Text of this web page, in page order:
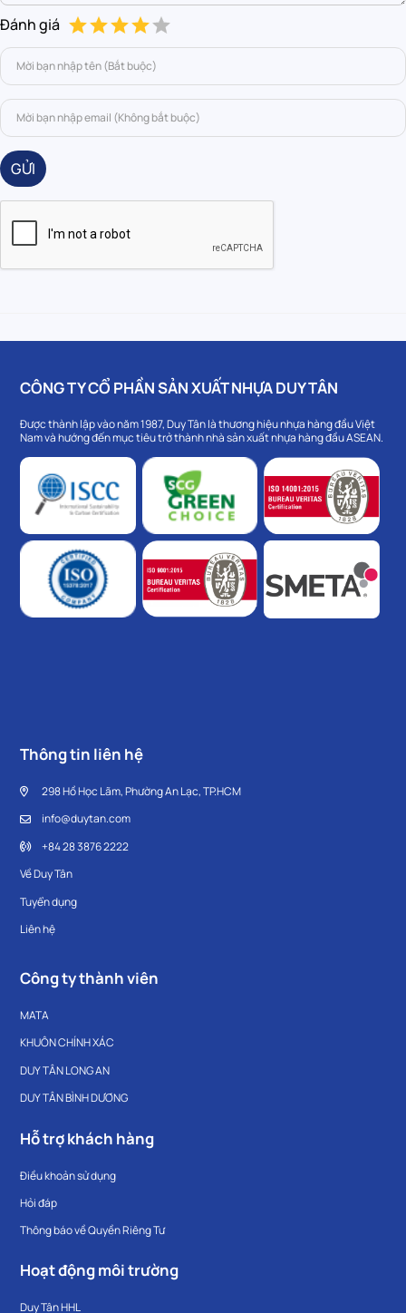
Đánh giá
GỬI
CÔNG TY CỔ PHẦN SẢN XUẤT NHỰA DUY TÂN
Được thành lập vào năm 1987, Duy Tân là thương hiệu nhựa hàng đầu Việt
Nam và hướng đến mục tiêu trở thành nhà sản xuất nhựa hàng đầu ASEAN.
Thông tin liên hệ
298 Hồ Học Lãm, Phường An Lạc, TP.HCM
info@duytan.com
+84 28 3876 2222
Về Duy Tân
Tuyển dụng
Liên hệ
Công ty thành viên
MATA
KHUÔN CHÍNH XÁC
DUY TÂN LONG AN
DUY TÂN BÌNH DƯƠNG
Hỗ trợ khách hàng
Điều khoản sử dụng
Hỏi đáp
Thông báo về Quyền Riêng Tư
Hoạt động môi trường
Duy Tân HHL